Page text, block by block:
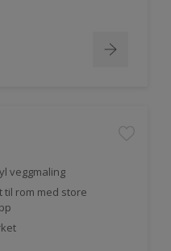
veggmaling
til rom med store